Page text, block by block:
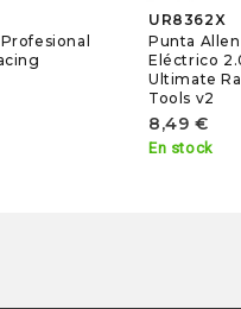
UR8362X
Punta
Eléctrico
Ultimate
Tools v2
8,49 €
En stock